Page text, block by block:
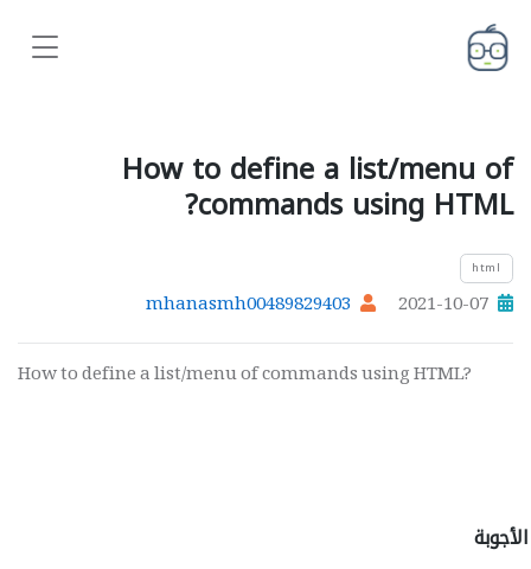
How to define a list/menu of
commands using HTML?
html
2021-10-07
mhanasmh00489829403
How to define a list/menu of commands using HTML?
الأجوبة